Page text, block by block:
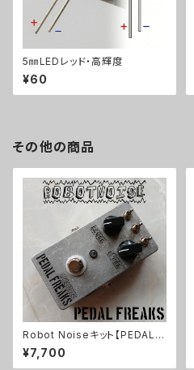
5㎜LEDレッド・高輝度
¥60
その他の商品
Robot Noiseキット【PEDAL F
REAKS】
¥7,700